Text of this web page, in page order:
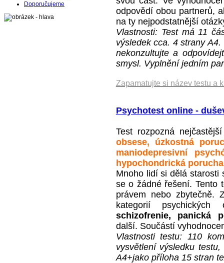
Doporučujeme
odpovědí obou partnerů,
na ty nejpodstatnější
Vlastnosti: Test má 11
výsledek cca. 4 strany A4.
nekonzultujte a
smysl. Vyplnění jedním
Zapamatujte si název testu a
Psychotest online -
Test rozpozná
obsese, úzkostná
maniodepresivní
hypochondrická
Mnoho lidí si dělá starosti
se o žádné řešení. Tento
právem nebo zbytečně.
kategorií
schizofrenie, panická
další. Součástí
Vlastnosti testu: 110
vysvětlení výsledku
A4+jako příloha 15 stran